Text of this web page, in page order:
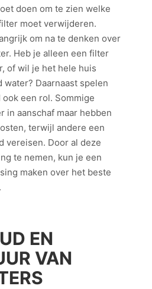
doen om te zien welke
moet verwijderen.
om na te denken over
Heb je alleen een filter
of wil je het hele huis
Daarnaast spelen
een rol. Sommige
in aanschaf maar hebben
terwijl andere een
vereisen. Door al deze
te nemen, kun je een
maken over het beste
EN
VAN